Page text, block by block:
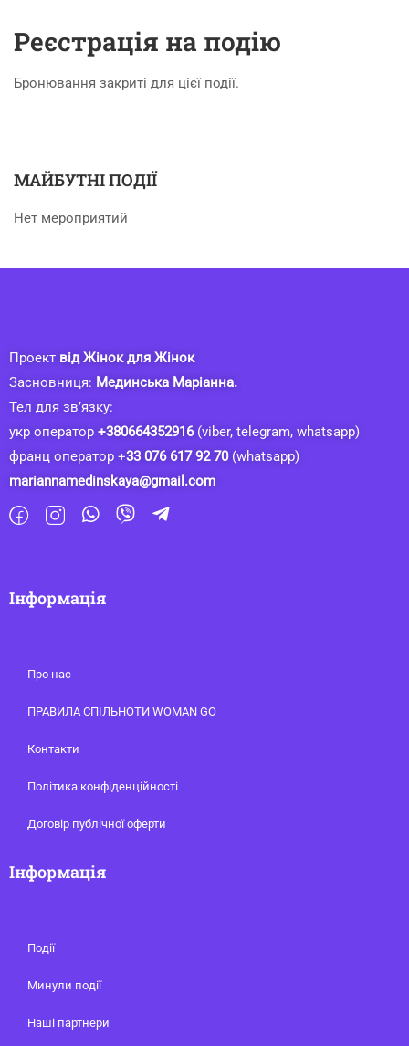
Реєстрація на подію
Бронювання закриті для цієї події.
МАЙБУТНІ ПОДІЇ
Нет мероприятий
Проект від Жінок для Жінок
Засновниця: Мединська Маріанна.
Тел для зв’язку:
укр оператор +380664352916(viber, telegram, whatsapp)
франц оператор +33 076 617 92 70(whatsapp)
mariannamedinskaya@gmail.com
Інформація
Про нас
ПРАВИЛА СПІЛЬНОТИ WOMAN GO
Контакти
Політика конфіденційності
Договір публічної оферти
Інформація
Події
Минули події
Наші партнери